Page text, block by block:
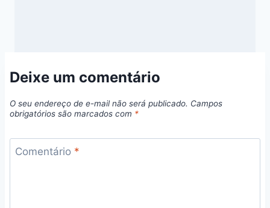
Deixe um comentário
O seu endereço de e-mail não será publicado. Campos
obrigatórios são marcados com *
Comentário *